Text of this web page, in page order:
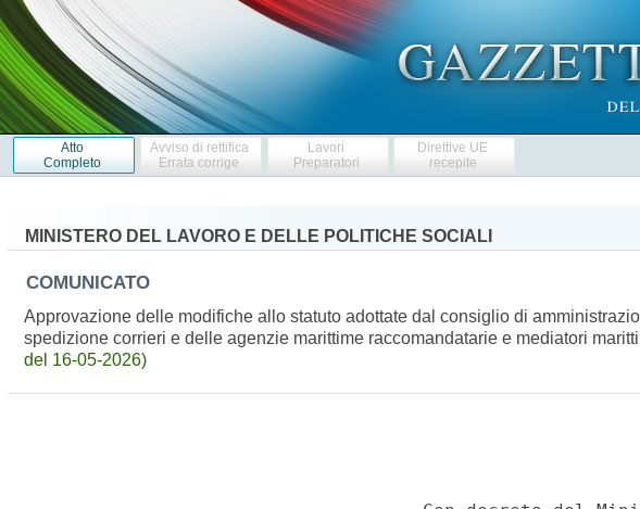
Atto
Completo
Avviso di rettifica
Errata corrige
Lavori
Preparatori
Direttive UE
recepite
MINISTERO DEL LAVORO E DELLE POLITICHE SOCIALI
COMUNICATO
Approvazione delle modifiche allo statuto adottate dal consiglio di
spedizione corrieri e delle agenzie marittime raccomandatarie e mediatori
del 16-05-2026)